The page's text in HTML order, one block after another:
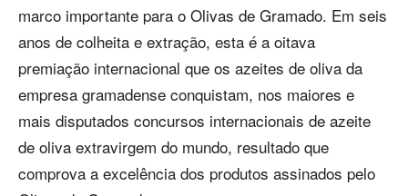
marco importante para o Olivas de Gramado. Em seis
anos de colheita e extração, esta é a oitava
premiação internacional que os azeites de oliva da
empresa gramadense conquistam, nos maiores e
mais disputados concursos internacionais de azeite
de oliva extravirgem do mundo, resultado que
comprova a excelência dos produtos assinados pelo